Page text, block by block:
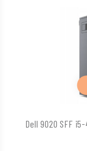
Dell 9020 SFF i5-